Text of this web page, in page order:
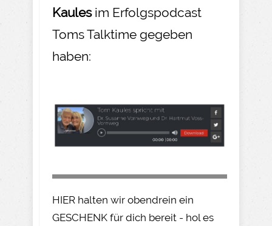
Kaulesim Erfolgspodcast
Toms Talktime gegeben
haben:
HIER halten wir obendrein ein
GESCHENK für dich bereit - hol es